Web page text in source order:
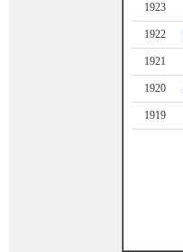
1923
1922
1921
1920
1919